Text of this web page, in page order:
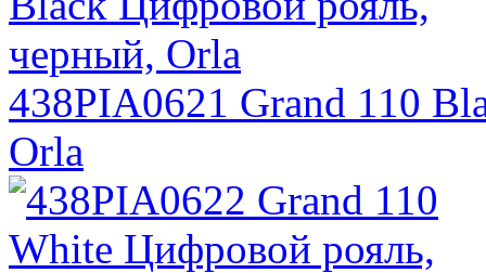
438PIA0621 Grand 110
Orla